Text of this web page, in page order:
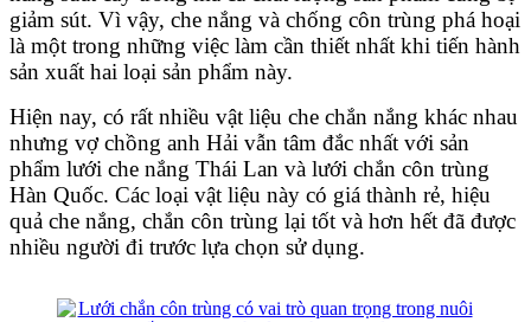
giảm sút. Vì vậy, che nắng và chống côn trùng phá hoại
là một trong những việc làm cần thiết nhất khi tiến hành
sản xuất hai loại sản phẩm này.
Hiện nay, có rất nhiều vật liệu che chắn nắng khác nhau
nhưng vợ chồng anh Hải vẫn tâm đắc nhất với sản
phẩm lưới che nắng Thái Lan và lưới chắn côn trùng
Hàn Quốc. Các loại vật liệu này có giá thành rẻ, hiệu
quả che nắng, chắn côn trùng lại tốt và hơn hết đã được
nhiều người đi trước lựa chọn sử dụng.